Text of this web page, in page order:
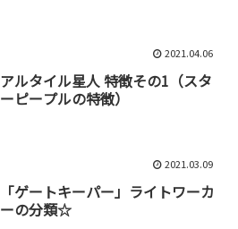
2021.04.06
アルタイル星人 特徴その1（スタ
ーピープルの特徴）
2021.03.09
「ゲートキーパー」ライトワーカ
ーの分類☆